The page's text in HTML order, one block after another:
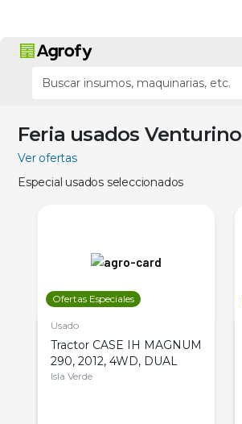
Feria usados Venturino
Ver ofertas
Especial usados seleccionados
Ofertas Especiales
Usado
Tractor CASE IH MAGNUM
290, 2012, 4WD, DUAL
Isla Verde